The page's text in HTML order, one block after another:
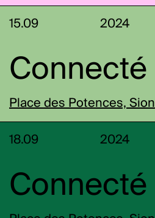
15.09 2024
Connecté
Place des Potences, Sion
18.09 2024
Connecté